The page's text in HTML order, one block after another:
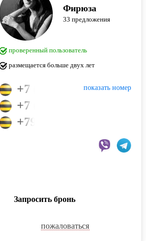
Фирюза
33 предложения
проверенный пользователь
размещается больше двух лет
показать номер
+7 (995) 332-63-64
+7 (950) 326-36-36
+79953326364
Запросить бронь
пожаловаться